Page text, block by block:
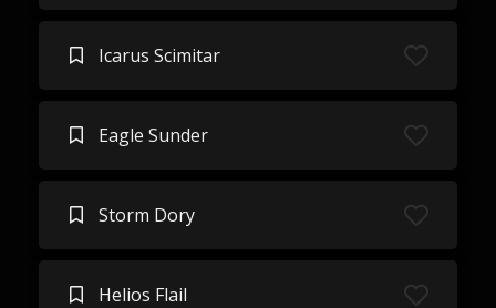
Icarus Scimitar
Eagle Sunder
Storm Dory
Helios Flail